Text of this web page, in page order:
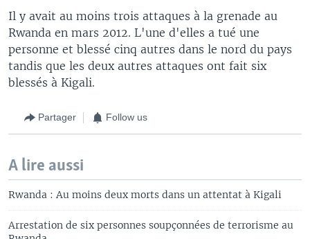
Il y avait au moins trois attaques à la grenade au
Rwanda en mars 2012. L'une d'elles a tué une
personne et blessé cinq autres dans le nord du pays
tandis que les deux autres attaques ont fait six
blessés à Kigali.
Partager Follow us
A lire aussi
Rwanda : Au moins deux morts dans un attentat à Kigali
Arrestation de six personnes soupçonnées de terrorisme au